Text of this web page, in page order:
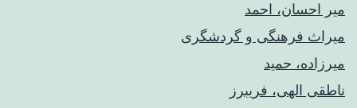
میر احسان، احمد
میراث فرهنگی و گردشگری
میرزاده، حمید
ناطقی الهی، فریبرز